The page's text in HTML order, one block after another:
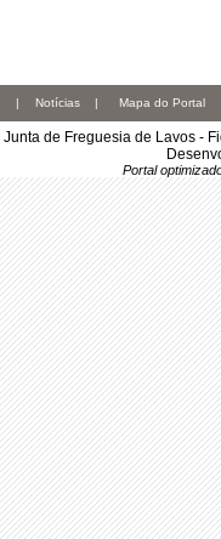
| Notícias | Mapa do Portal
Junta de Freguesia de Lavos -
Portal